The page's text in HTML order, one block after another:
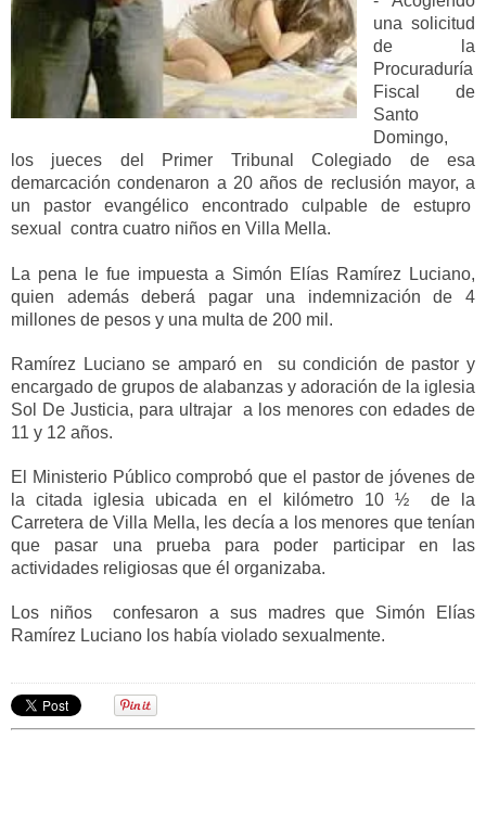
una solicitud
de la
Procuraduría
Fiscal de
Santo
Domingo,
los jueces del Primer Tribunal Colegiado de esa
demarcación condenaron a 20 años de reclusión mayor, a
un pastor evangélico encontrado culpable de estupro
sexual contra cuatro niños en Villa Mella.
La pena le fue impuesta a Simón Elías Ramírez Luciano,
quien además deberá pagar una indemnización de 4
millones de pesos y una multa de 200 mil.
Ramírez Luciano se amparó en su condición de pastor y
encargado de grupos de alabanzas y adoración de la iglesia
Sol De Justicia, para ultrajar a los menores con edades de
11 y 12 años.
El Ministerio Público comprobó que el pastor de jóvenes de
la citada iglesia ubicada en el kilómetro 10 ½ de la
Carretera de Villa Mella, les decía a los menores que tenían
que pasar una prueba para poder participar en las
actividades religiosas que él organizaba.
Los niños confesaron a sus madres que Simón Elías
Ramírez Luciano los había violado sexualmente.